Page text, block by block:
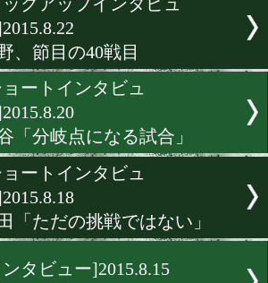
[インタビュー]2015.8.30
鈴木悠平「気持ち」
[インタビュー]2015.8.29
小野、「集中力」が大事
[インタビュー]2015.8.27
竹中佳「ボラード」